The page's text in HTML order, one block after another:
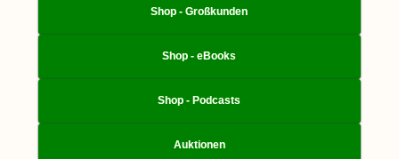
Shop - Großkunden
Shop - eBooks
Shop - Podcasts
Auktionen